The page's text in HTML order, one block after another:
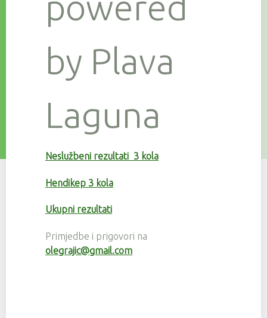
by Plava
Laguna
Neslužbeni rezultati 3 kola
Hendikep 3 kola
Ukupni rezultati
Primjedbe i prigovori na
olegrajic@gmail.com